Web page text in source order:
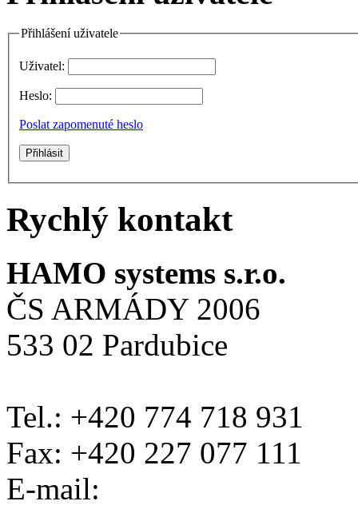
Přihlášení uživatele
Uživatel:
Heslo:
Poslat zapomenuté heslo
Rychlý kontakt
HAMO systems s.r.o.
ČS ARMÁDY 2006
533 02 Pardubice
Tel.: +420 774 718 931
Fax: +420 227 077 111
E-mail: